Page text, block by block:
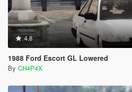
4.8
1988 Ford Escort GL Lowered
By CH4P4X